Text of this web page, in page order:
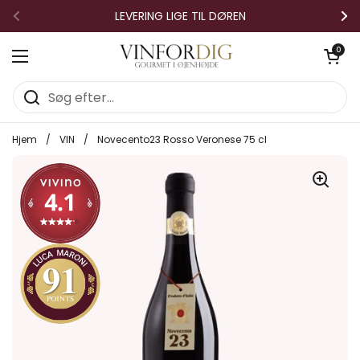
Gå til indhold
Forrige
LEVERING LIGE TIL DØREN
Åbn menuen
Åben
0
Hjem / VIN / Novecento23 Rosso Veronese 75 cl